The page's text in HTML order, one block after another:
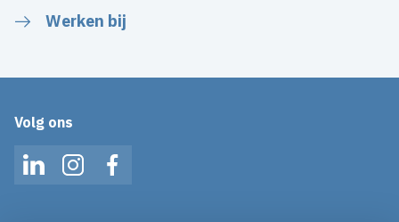
Werken bij
Volg ons
LinkedInInstagramFacebook